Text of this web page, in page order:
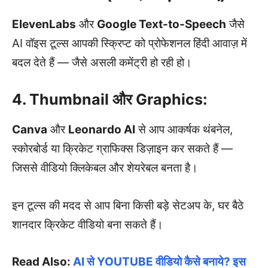
ElevenLabs और Google Text-to-Speech जैसे
AI वॉइस टूल्स आपकी स्क्रिप्ट को प्रोफेशनल हिंदी आवाज़ में
बदल देते हैं — जैसे असली कमेंट्री हो रही हो।
4. Thumbnail और Graphics:
Canva और Leonardo AIसे आप आकर्षक थंबनेल,
स्कोरबोर्ड या क्रिकेट ग्राफिक्स डिज़ाइन कर सकते हैं —
जिससे वीडियो क्लिकेबल और शेयरेबल बनता है।
इन टूल्स की मदद से आप बिना किसी बड़े सेटअप के, घर बैठे
शानदार क्रिकेट वीडियो बना सकते हैं।
Read Also: AI से YOUTUBE वीडियो कैसे बनाये? इस